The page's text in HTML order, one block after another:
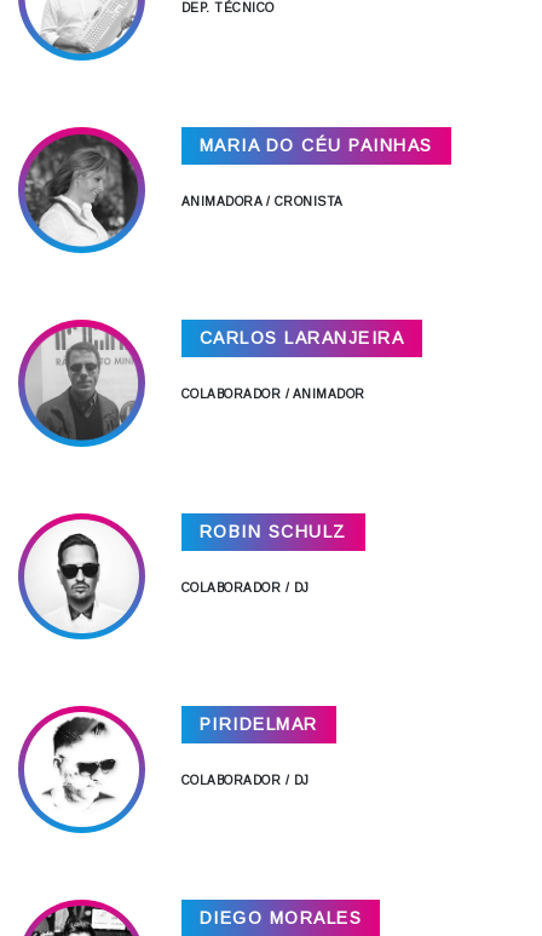
DEP. TÉCNICO
MARIA DO CÉU PAINHAS
ANIMADORA / CRONISTA
CARLOS LARANJEIRA
COLABORADOR / ANIMADOR
ROBIN SCHULZ
COLABORADOR / DJ
PIRIDELMAR
COLABORADOR / DJ
DIEGO MORALES